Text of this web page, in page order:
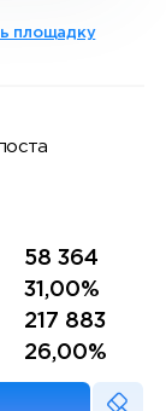
площадку
58 364
31,00%
217 883
26,00%